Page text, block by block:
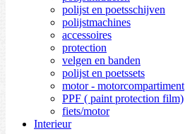
polijst en poetsschijven
polijstmachines
accessoires
protection
velgen en banden
polijst en poetssets
motor - motorcompartiment
PPF ( paint protection film)
fiets/motor
Interieur